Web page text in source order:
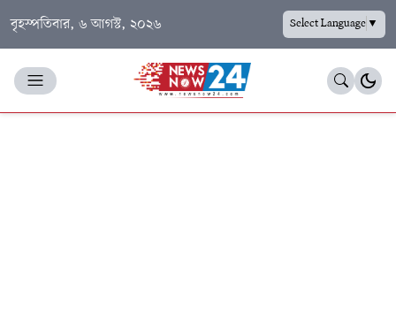
বৃহস্পতিবার, ৬ আগস্ট, ২০২৬ Select Language▼